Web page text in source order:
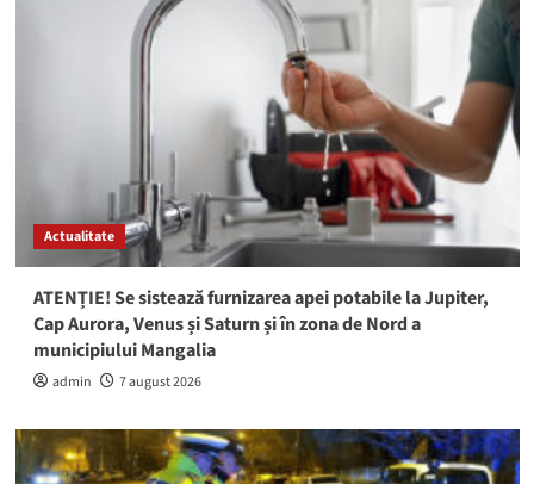
Actualitate
ATENȚIE! Se sistează furnizarea apei potabile la Jupiter,
Cap Aurora, Venus și Saturn și în zona de Nord a
municipiului Mangalia
admin 7 august 2026